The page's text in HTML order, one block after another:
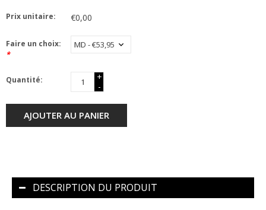
Prix unitaire: €0,00
Faire un choix:
*
Quantité:
+
-
AJOUTER AU PANIER
DESCRIPTION DU PRODUIT